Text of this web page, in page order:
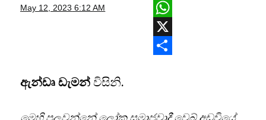
May 12, 2023 6:12 AM
Facebook
WhatsApp
X
ඇන්ඩෘ ඩැමන් විසිනි.
මෙහි පලවන්නේ ලෝක සමාජවාදී වෙබ් අඩවියේ